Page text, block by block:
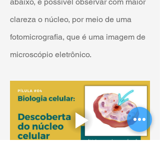
clareza o núcleo, por meio de uma
fotomicrografia, que é uma imagem de
microscópio eletrônico.